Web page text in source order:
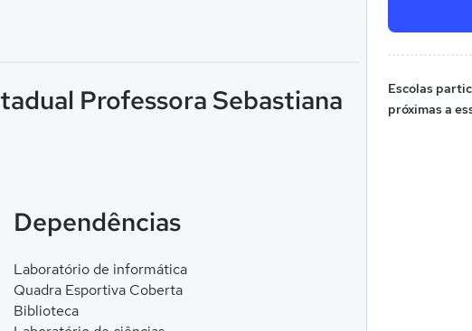
Escolas
próximas a
Professora Sebastiana
Dependências
Laboratório de informática
Quadra Esportiva Coberta
Biblioteca